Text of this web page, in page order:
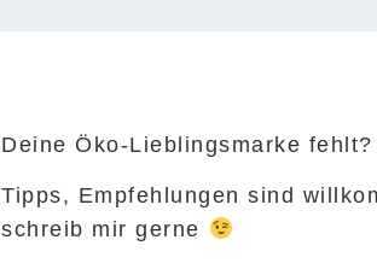
Deine Öko-Lieblingsmarke fehlt?
Tipps, Empfehlungen sind
schreib mir gerne